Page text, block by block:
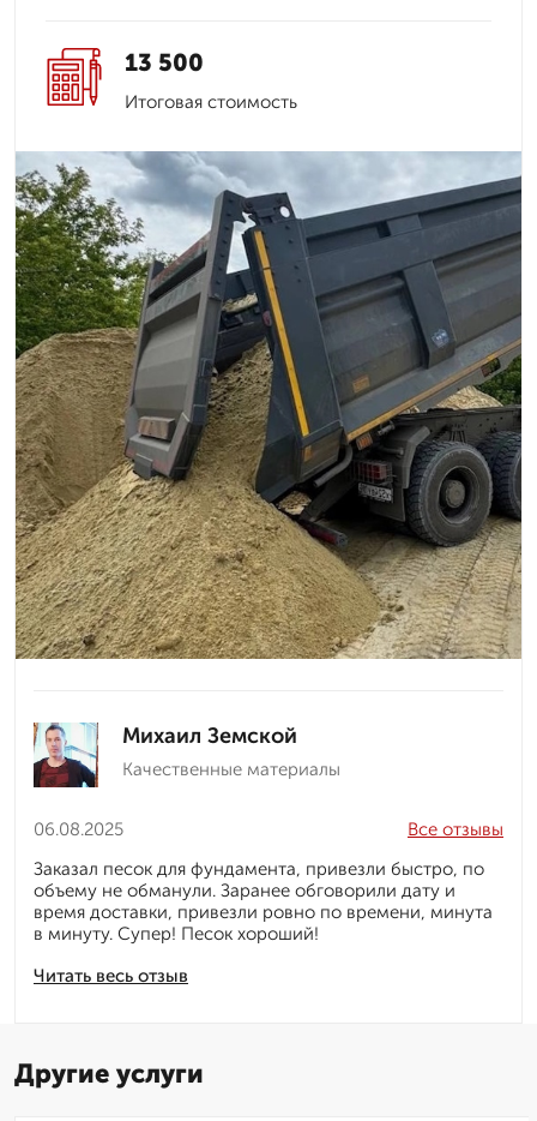
13 500
Итоговая стоимость
Михаил Земской
Качественные материалы
06.08.2025
Читать весь отзыв
Все отзывы
Заказал песок для фундамента, привезли быстро, по
объему не обманули. Заранее обговорили дату и
время доставки, привезли ровно по времени, минута
в минуту. Супер! Песок хороший!
Другие услуги